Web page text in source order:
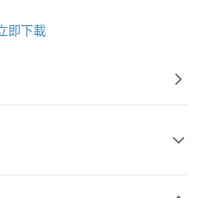
即下載